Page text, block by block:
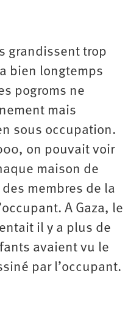
grandissent trop
bien longtemps
pogroms ne
mais
sous occupation.
on pouvait voir
maison de
membres de la
A Gaza, le
il y a plus de
avaient vu le
par l’occupant.